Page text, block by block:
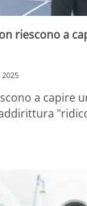
riescono a
a capire